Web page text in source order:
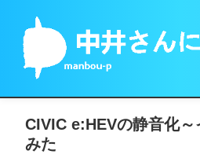
CIVIC e:HEVの静音化
みた